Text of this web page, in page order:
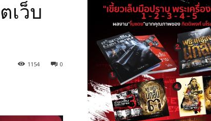
เว็บ
0
1154